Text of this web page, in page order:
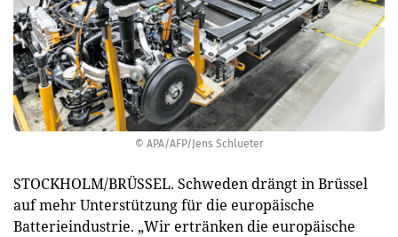
© APA/AFP/Jens Schlueter
STOCKHOLM/BRÜSSEL. Schweden drängt in Brüssel
auf mehr Unterstützung für die europäische
Batterieindustrie. „Wir ertränken die europäische